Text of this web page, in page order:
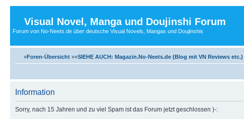
Visual Novel, Manga und Doujinshi Forum
Forum von No-Neets.de über deutsche Visual Novels, Mangas und Doujinshis
»Foren-Übersicht »»SIEHE AUCH: Magazin.No-Neets.de (Blog mit VN Reviews etc.)
Information
Sorry, nach 15 Jahren und zu viel Spam ist das Forum jetzt geschlossen )-: